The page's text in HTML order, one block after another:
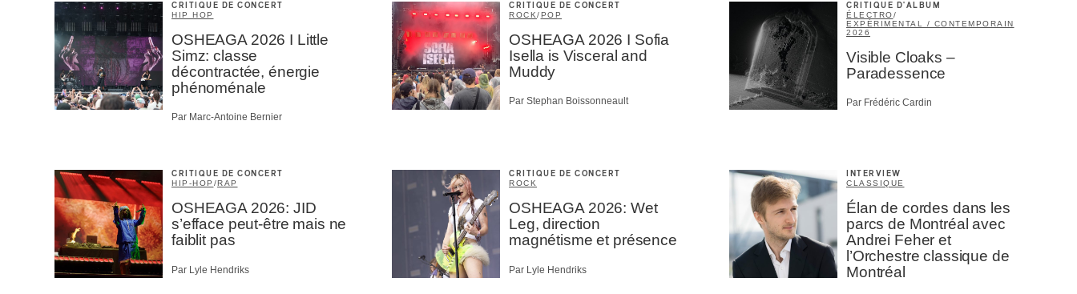
CRITIQUE DE CONCERT
HIP HOP
OSHEAGA 2026 I Little
Simz: classe
décontractée, énergie
phénoménale
Par Marc-Antoine Bernier
CRITIQUE DE CONCERT
ROCK/POP
OSHEAGA 2026 I Sofia
Isella is Visceral and
Muddy
Par Stephan Boissonneault
CRITIQUE D'ALBUM
ÉLECTRO/
EXPÉRIMENTAL / CONTEMPORAIN
2026
Visible Cloaks –
Paradessence
Par Frédéric Cardin
CRITIQUE DE CONCERT
HIP-HOP /RAP
OSHEAGA 2026: JID
s’efface peut-être mais ne
faiblit pas
Par Lyle Hendriks
CRITIQUE DE CONCERT
ROCK
OSHEAGA 2026: Wet
Leg, direction
magnétisme et présence
Par Lyle Hendriks
INTERVIEW
CLASSIQUE
Élan de cordes dans les
parcs de Montréal avec
Andrei Feher et
l’Orchestre classique de
Montréal